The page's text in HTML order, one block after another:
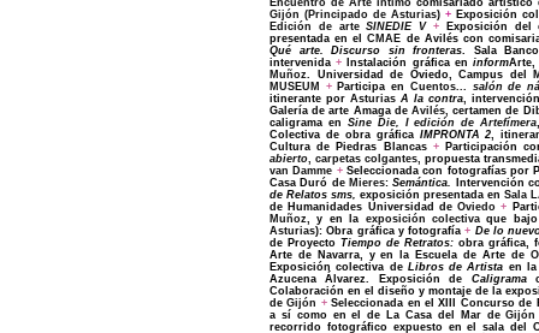
Encuentro de Arte íntimo comisariado
Gijón (Principado de Asturias) + Exposición
Edición de arteSINEDIEV + Exposición del
presentadaen elCMAE de Avilés con
Qué arte. Discurso sin fronteras. Sala
intervenida+ Instalación gráfica en informArte,
Muñoz. Universidad de Oviedo, Campus del
MUSEUM
+Participa en Cuentos... salón de
itinerante por Asturias A la contra,
Galería de arte Amaga deAvilés, certamen de
caligrama en Sine Die, I edición de Artefímera
Colectiva de obra gráfica IMPRONTA 2,
Culturade Piedras Blancas+
Participación
abierto, carpetas colgantes, propuesta
van Damme +Seleccionada con fotografías por
Casa Duró de Mieres:Semántica.
Intervención
de Relatos sms, exposición presentada en Sala
de Humanidades Universidad deOviedo +
Muñoz, y en la exposición colectivaque bajo
Asturias): Obra gráfica y fotografía + De lo
de Proyecto Tiempo de Retratos: obra gráfica,
Arte de Navarra, y en la Escuela de Arte de
Exposición colectiva de Libros de Artista en
Azucena Álvarez. Exposición de Caligrama
Colaboración en el diseño y montaje de la
deGijón + Seleccionada en el XIII Concurso de
a sí como en el de LaCasa del Mar deGijón
recorrido fotográfico expuesto en el sala del